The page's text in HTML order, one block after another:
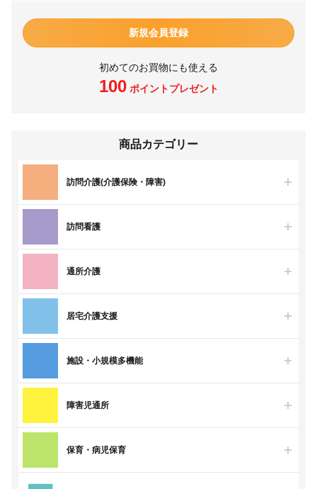
新規会員登録
初めてのお買物にも使える
100ポイントプレゼント
商品カテゴリー
訪問介護(介護保険・障害)
訪問看護
通所介護
居宅介護支援
施設・小規模多機能
障害児通所
保育・病児保育